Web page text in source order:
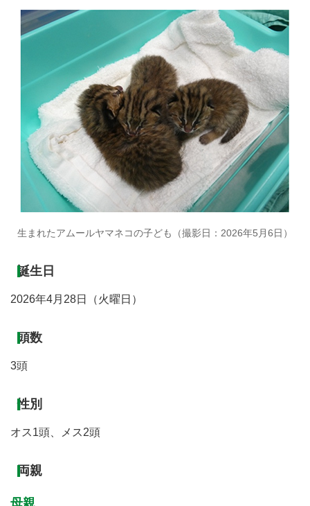
生まれたアムールヤマネコの子ども（撮影日：2026年5月6日）
誕生日
2026年4月28日（火曜日）
頭数
3頭
性別
オス1頭、メス2頭
両親
母親